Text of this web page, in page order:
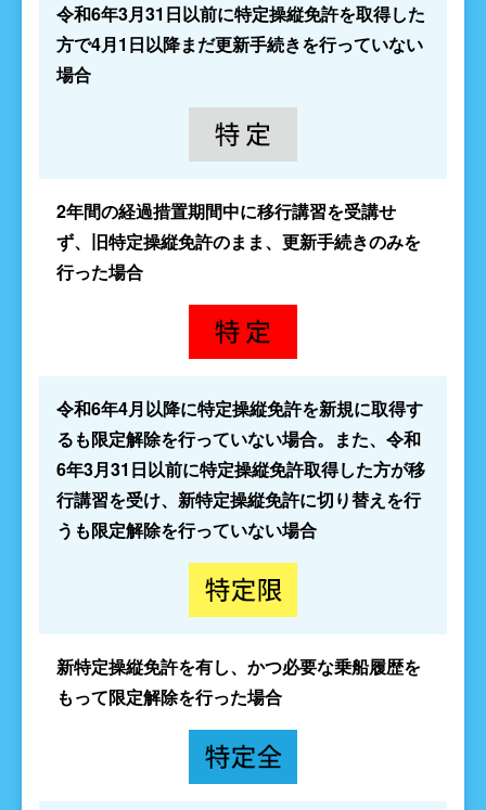
令和6年3月31日以前に特定操縦免許を取得した
方で4月1日以降まだ更新手続きを行っていない
場合
2年間の経過措置期間中に移行講習を受講せ
ず、旧特定操縦免許のまま、更新手続きのみを
行った場合
令和6年4月以降に特定操縦免許を新規に取得す
るも限定解除を行っていない場合。また、令和
6年3月31日以前に特定操縦免許取得した方が移
行講習を受け、新特定操縦免許に切り替えを行
うも限定解除を行っていない場合
新特定操縦免許を有し、かつ必要な乗船履歴を
もって限定解除を行った場合